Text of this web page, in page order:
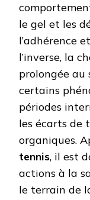
le gel et les
l’adhérence
l’inverse, la
prolongée au
certains
périodes
les écarts de
organiques.
tennis, il est
actions à la
le terrain de